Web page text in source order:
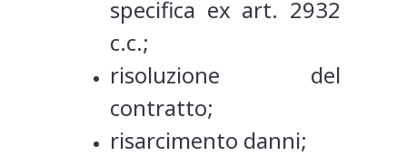
specifica ex art. 2932
c.c.;
risoluzione del
contratto;
risarcimento danni;